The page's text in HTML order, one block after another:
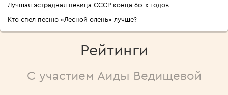
Лучшая эстрадная певица СССР конца 60-х годов
Кто спел песню «Лесной олень» лучше?
Рейтинги
С участием Аиды Ведищевой